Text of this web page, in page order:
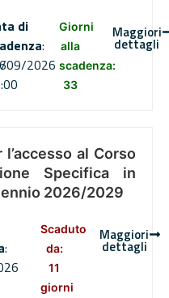
di
:
09/2026
Giorni
alla
scadenza:
33
Maggiori
dettagli
al Corso
Specifica in
2026/2029
:
Scaduto
da:
11
giorni
Maggiori
dettagli